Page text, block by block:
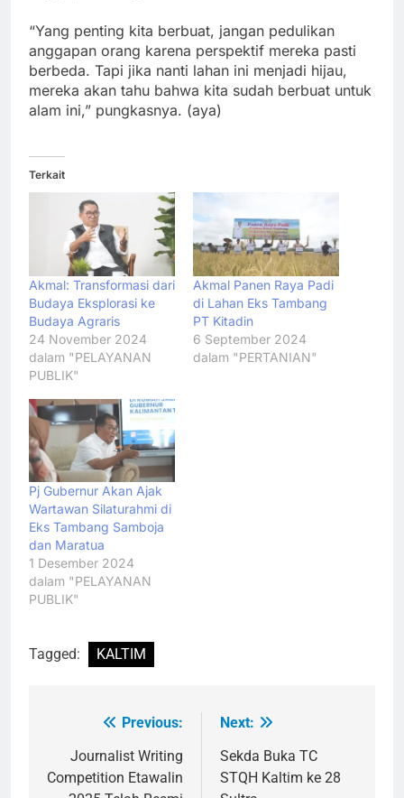
“Yang penting kita berbuat, jangan pedulikan
anggapan orang karena perspektif mereka pasti
berbeda. Tapi jika nanti lahan ini menjadi hijau,
mereka akan tahu bahwa kita sudah berbuat untuk
alam ini,” pungkasnya. (aya)
Terkait
Akmal: Transformasi dari
Budaya Eksplorasi ke
Budaya Agraris
24 November 2024
dalam "PELAYANAN
PUBLIK"
Akmal Panen Raya Padi
di Lahan Eks Tambang
PT Kitadin
6 September 2024
dalam "PERTANIAN"
Pj Gubernur Akan Ajak
Wartawan Silaturahmi di
Eks Tambang Samboja
dan Maratua
1 Desember 2024
dalam "PELAYANAN
PUBLIK"
Tagged: KALTIM
Navigasi
pos
Previous:
Journalist Writing
Competition Etawalin
Next:
Sekda Buka TC
STQH Kaltim ke 28